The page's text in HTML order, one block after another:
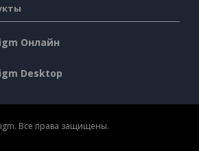
Онлайн
Desktop
Все права защищены.